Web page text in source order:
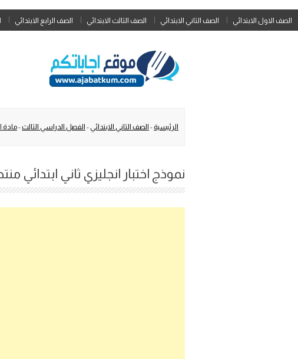
الصف الاول الابتدائي الصف الثاني الابتدائي الصف الثالث الابتدائي الصف الرابع الابتدائي
الرئيسية - الصف الثاني الابتدائي - الفصل الدراسي الثالث-مادة
نموذج اختبار انجليزي ثاني ابتدائي